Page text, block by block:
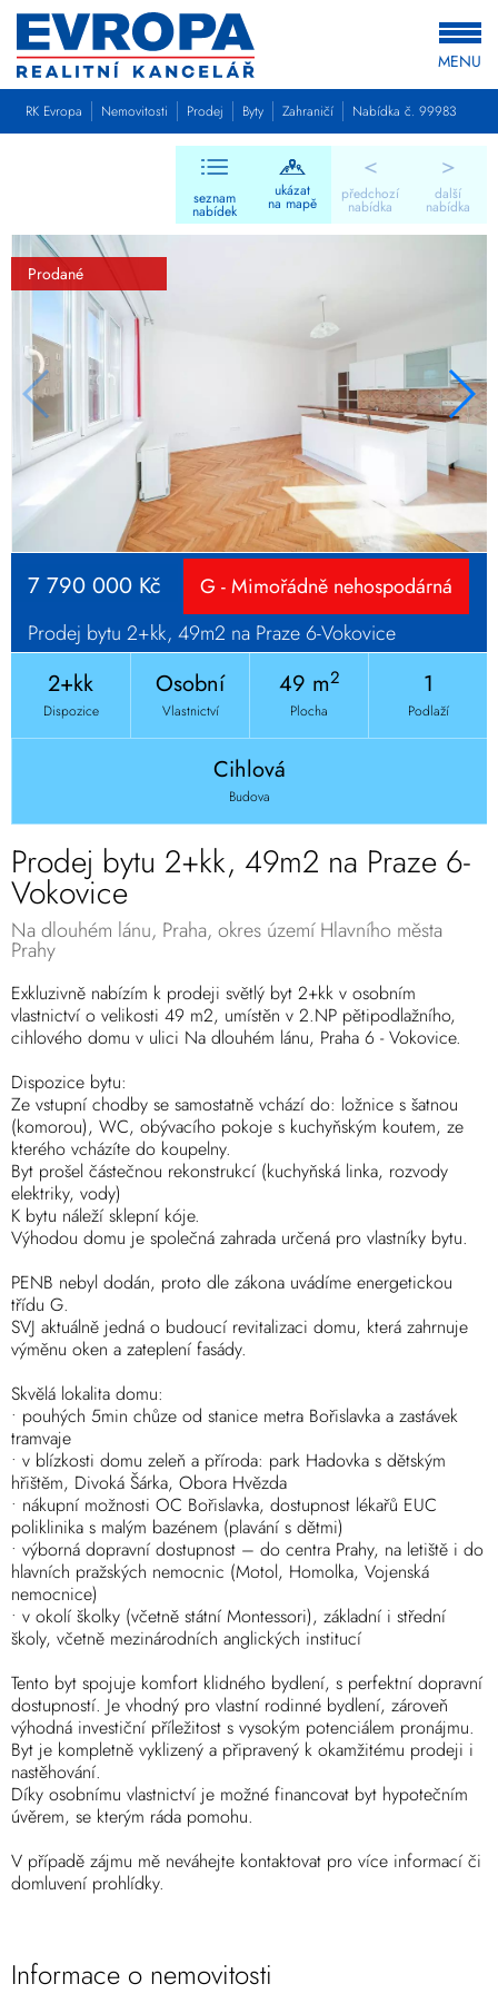
MENU
RK Evropa Nemovitosti Prodej Byty Zahraničí Nabídka č. 99983
<
předchozí
nabídka
seznam
nabídek
ukázat
na mapě
>
další
nabídka
Prodané
7 790 000 Kč
G - Mimořádně nehospodárná
Prodej bytu 2+kk, 49m2 na Praze 6-Vokovice
2+kk
Dispozice
Osobní
Vlastnictví
49 m2
Plocha
1
Podlaží
Cihlová
Budova
Prodej bytu 2+kk, 49m2 na Praze 6-
Vokovice
Na dlouhém lánu, Praha, okres území Hlavního města
Prahy
Exkluzivně nabízím k prodeji světlý byt 2+kk v osobním
vlastnictví o velikosti 49 m2, umístěn v 2.NP pětipodlažního,
cihlového domu v ulici Na dlouhém lánu, Praha 6 - Vokovice.
Dispozice bytu:
Ze vstupní chodby se samostatně vchází do: ložnice s šatnou
(komorou), WC, obývacího pokoje s kuchyňským koutem, ze
kterého vcházíte do koupelny.
Byt prošel částečnou rekonstrukcí (kuchyňská linka, rozvody
elektriky, vody)
K bytu náleží sklepní kóje.
Výhodou domu je společná zahrada určená pro vlastníky bytu.
PENB nebyl dodán, proto dle zákona uvádíme energetickou
třídu G.
SVJ aktuálně jedná o budoucí revitalizaci domu, která zahrnuje
výměnu oken a zateplení fasády.
Skvělá lokalita domu:
• pouhých 5min chůze od stanice metra Bořislavka a zastávek
tramvaje
• v blízkosti domu zeleň a příroda: park Hadovka s dětským
hřištěm, Divoká Šárka, Obora Hvězda
• nákupní možnosti OC Bořislavka, dostupnost lékařů EUC
poliklinika s malým bazénem (plavání s dětmi)
• výborná dopravní dostupnost – do centra Prahy, na letiště i do
hlavních pražských nemocnic (Motol, Homolka, Vojenská
nemocnice)
• v okolí školky (včetně státní Montessori), základní i střední
školy, včetně mezinárodních anglických institucí
Tento byt spojuje komfort klidného bydlení, s perfektní dopravní
dostupností. Je vhodný pro vlastní rodinné bydlení, zároveň
výhodná investiční příležitost s vysokým potenciálem pronájmu.
Byt je kompletně vyklizený a připravený k okamžitému prodeji i
nastěhování.
Díky osobnímu vlastnictví je možné financovat byt hypotečním
úvěrem, se kterým ráda pomohu.
V případě zájmu mě neváhejte kontaktovat pro více informací či
domluvení prohlídky.
Informace o nemovitosti